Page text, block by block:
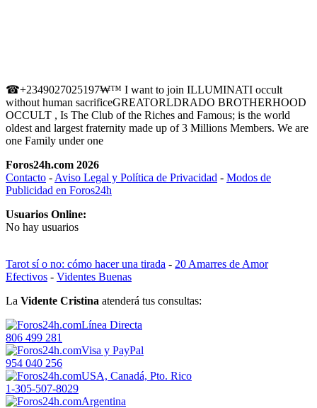
☎+2349027025197₩™ I want to join ILLUMINATI occult
without human sacrificeGREATORLDRADO BROTHERHOOD
OCCULT , Is The Club of the Riches and Famous; is the world
oldest and largest fraternity made up of 3 Millions Members. We are
one Family under one
Foros24h.com 2026
Contacto - Aviso Legal y Política de Privacidad - Modos de
Publicidad en Foros24h
Usuarios Online:
No hay usuarios
Tarot sí o no: cómo hacer una tirada - 20 Amarres de Amor
Efectivos - Videntes Buenas
La Vidente Cristina atenderá tus consultas:
Línea Directa
806 499 281
Visa y PayPal
954 040 256
USA, Canadá, Pto. Rico
1-305-507-8029
Argentina